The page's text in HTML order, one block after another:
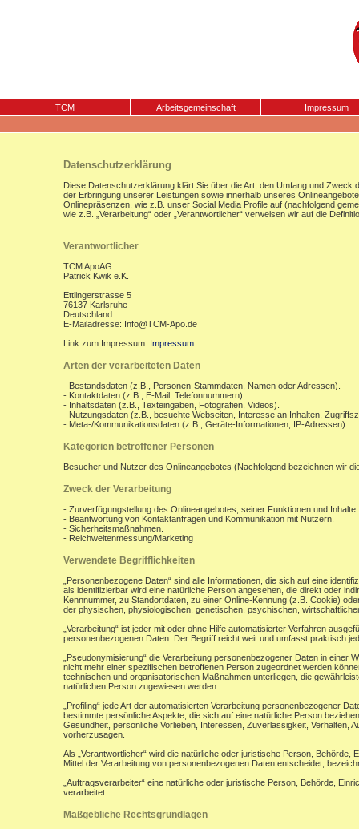
TCM Arbeitsgemeinschaft Impressum
Datenschutzerklärung
Diese Datenschutzerklärung klärt Sie über die Art, den Umfang und
der Erbringung unserer Leistungen sowie innerhalb unseres
Onlinepräsenzen, wie z.B. unser Social Media Profile auf (nachfolgend
wie z.B. „Verarbeitung“ oder „Verantwortlicher“ verweisen wir auf die
Verantwortlicher
TCM ApoAG
Patrick Kwik e.K.
Ettlingerstrasse 5
76137 Karlsruhe
Deutschland
E-Mailadresse: Info@TCM-Apo.de
Link zum Impressum: Impressum
Arten der verarbeiteten Daten
- Bestandsdaten (z.B., Personen-Stammdaten, Namen oder Adressen).
- Kontaktdaten (z.B., E-Mail, Telefonnummern).
- Inhaltsdaten (z.B., Texteingaben, Fotografien, Videos).
- Nutzungsdaten (z.B., besuchte Webseiten, Interesse an Inhalten,
- Meta-/Kommunikationsdaten (z.B., Geräte-Informationen, IP-Adressen).
Kategorien betroffener Personen
Besucher und Nutzer des Onlineangebotes (Nachfolgend bezeichnen wir
Zweck der Verarbeitung
- Zurverfügungstellung des Onlineangebotes, seiner Funktionen und Inhalte.
- Beantwortung von Kontaktanfragen und Kommunikation mit Nutzern.
- Sicherheitsmaßnahmen.
- Reichweitenmessung/Marketing
Verwendete Begrifflichkeiten
„Personenbezogene Daten“ sind alle Informationen, die sich auf eine
als identifizierbar wird eine natürliche Person angesehen, die direkt oder
Kennnummer, zu Standortdaten, zu einer Online-Kennung (z.B. Cookie)
der physischen, physiologischen, genetischen, psychischen,
„Verarbeitung“ ist jeder mit oder ohne Hilfe automatisierter Verfahren
personenbezogenen Daten. Der Begriff reicht weit und umfasst praktisch
„Pseudonymisierung“ die Verarbeitung personenbezogener Daten in
nicht mehr einer spezifischen betroffenen Person zugeordnet werden
technischen und organisatorischen Maßnahmen unterliegen, die
natürlichen Person zugewiesen werden.
„Profiling“ jede Art der automatisierten Verarbeitung personenbezogener
bestimmte persönliche Aspekte, die sich auf eine natürliche Person
Gesundheit, persönliche Vorlieben, Interessen, Zuverlässigkeit, Verhalten,
vorherzusagen.
Als „Verantwortlicher“ wird die natürliche oder juristische Person,
Mittel der Verarbeitung von personenbezogenen Daten entscheidet,
„Auftragsverarbeiter“ eine natürliche oder juristische Person, Behörde,
verarbeitet.
Maßgebliche Rechtsgrundlagen